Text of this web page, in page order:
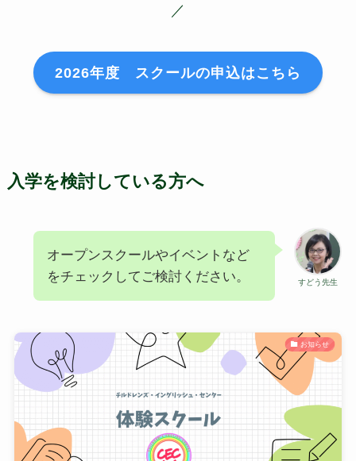
／
2026年度 スクールの申込はこちら
入学を検討している方へ
すどう先生
オープンスクールやイベントなど
をチェックしてご検討ください。
お知らせ